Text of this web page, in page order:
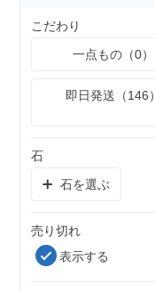
こだわり
一点もの（0）
即日発送（146）
石
石を選ぶ
売り切れ
表示する